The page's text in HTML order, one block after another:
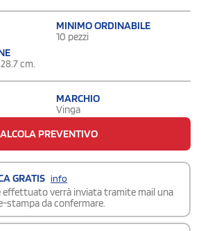
MINIMO ORDINABILE
10 pezzi
cm.
MARCHIO
Vinga
PREVENTIVO
GRATIS info
effettuato verrà inviata tramite mail una
stampa da confermare.